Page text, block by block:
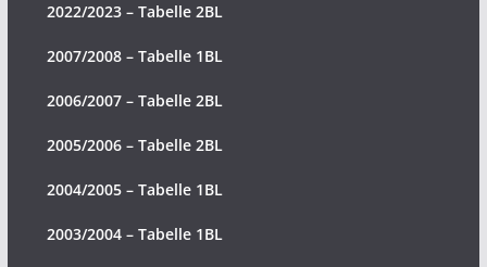
2022/2023 – Tabelle 2BL
2007/2008 – Tabelle 1BL
2006/2007 – Tabelle 2BL
2005/2006 – Tabelle 2BL
2004/2005 – Tabelle 1BL
2003/2004 – Tabelle 1BL